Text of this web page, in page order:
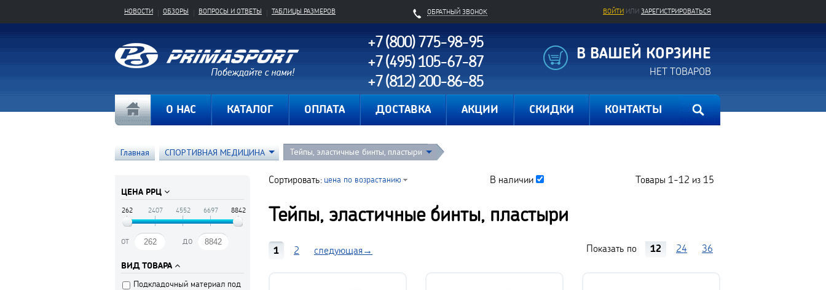
ОБРАТНЫЙ ЗВОНОК ВОЙТИ ИЛИ ЗАРЕГИСТРИРОВАТЬСЯ
НОВОСТИ ОБЗОРЫ ВОПРОСЫ И ОТВЕТЫ ТАБЛИЦЫ РАЗМЕРОВ
+7 (800) 775-98-95
+7 (495) 105-67-87
+7 (812) 200-86-85
В ВАШЕЙ КОРЗИНЕ
НЕТ ТОВАРОВ
О НАС КАТАЛОГ ОПЛАТА ДОСТАВКА АКЦИИ СКИДКИ КОНТАКТЫ
Главная СПОРТИВНАЯ МЕДИЦИНА Тейпы, эластичные бинты, пластыри
ЦЕНА РРЦ
262 2407 4552 6697 8842
от до
ВИД ТОВАРА
Подкладочный материал под
В наличии
Сортировать: цена по возрастанию Товары 1-12 из 15
Тейпы, эластичные бинты, пластыри
1 2 следующая→ Показать по 12 24 36